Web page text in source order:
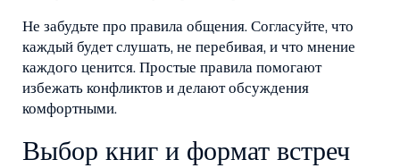
Не забудьте про правила общения. Согласуйте, что
каждый будет слушать, не перебивая, и что мнение
каждого ценится. Простые правила помогают
избежать конфликтов и делают обсуждения
комфортными.
Выбор книг и формат встреч